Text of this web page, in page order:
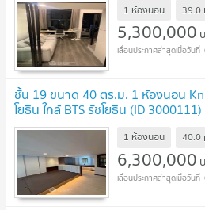
1 ห้องนอน 39.0
5,300,000
ชั้น 19 ขนาด 40 ตร.ม. 1 ห้องนอน
โยธิน ใกล้ BTS รัชโยธิน (ID 3000111)
1 ห้องนอน 40.0
6,300,000